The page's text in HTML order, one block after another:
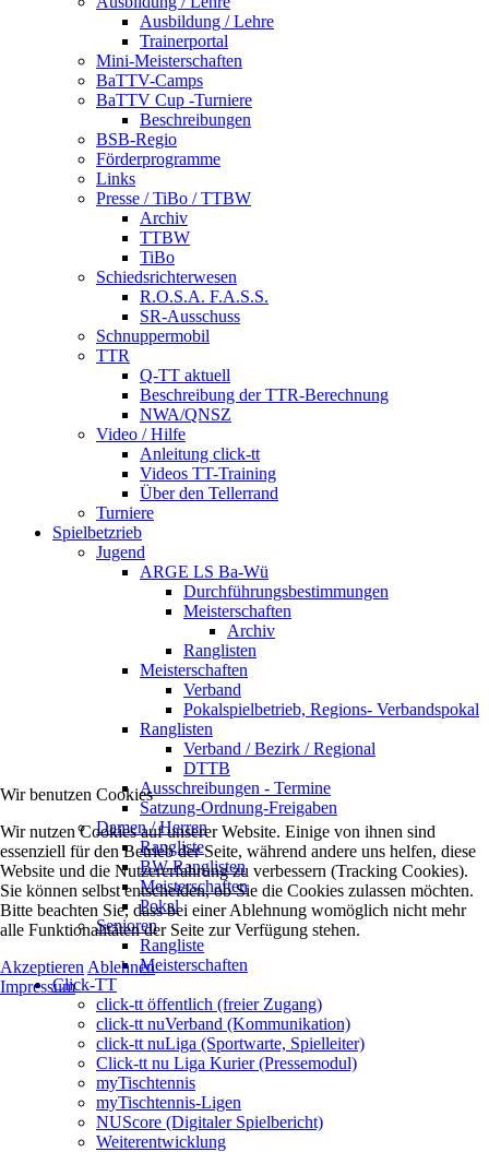
Ausbildung / Lehre
Trainerportal
Mini-Meisterschaften
BaTTV-Camps
BaTTV Cup -Turniere
Beschreibungen
BSB-Regio
Förderprogramme
Links
Presse / TiBo / TTBW
Archiv
TTBW
TiBo
Schiedsrichterwesen
R.O.S.A. F.A.S.S.
SR-Ausschuss
Schnuppermobil
TTR
Q-TT aktuell
Beschreibung der TTR-Berechnung
NWA/QNSZ
Video / Hilfe
Anleitung click-tt
Videos TT-Training
Über den Tellerrand
Turniere
Spielbetzrieb
Jugend
ARGE LS Ba-Wü
Durchführungsbestimmungen
Meisterschaften
Archiv
Ranglisten
Meisterschaften
Verband
Pokalspielbetrieb, Regions- Verbandspokal
Ranglisten
Verband / Bezirk / Regional
DTTB
Ausschreibungen - Termine
Satzung-Ordnung-Freigaben
Damen / Herren
Rangliste
BW-Ranglisten
Meisterschaften
Pokal
Senioren
Rangliste
Meisterschaften
Click-TT
click-tt öffentlich (freier Zugang)
click-tt nuVerband (Kommunikation)
click-tt nuLiga (Sportwarte, Spielleiter)
Click-tt nu Liga Kurier (Pressemodul)
myTischtennis
myTischtennis-Ligen
NUScore (Digitaler Spielbericht)
Weiterentwicklung
Wir benutzen Cookies
Wir nutzen Cookies auf unserer Website. Einige von ihnen sind
essenziell für den Betrieb der Seite, während andere uns helfen, diese
Website und die Nutzererfahrung zu verbessern (Tracking Cookies).
Sie können selbst entscheiden, ob Sie die Cookies zulassen möchten.
Bitte beachten Sie, dass bei einer Ablehnung womöglich nicht mehr
alle Funktionalitäten der Seite zur Verfügung stehen.
Akzeptieren Ablehnen
Impressum